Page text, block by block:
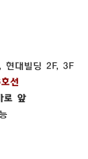
현대빌딩 2F, 3F
선
로 앞